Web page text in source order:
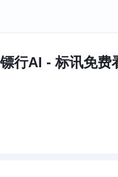
行AI - 标讯免费